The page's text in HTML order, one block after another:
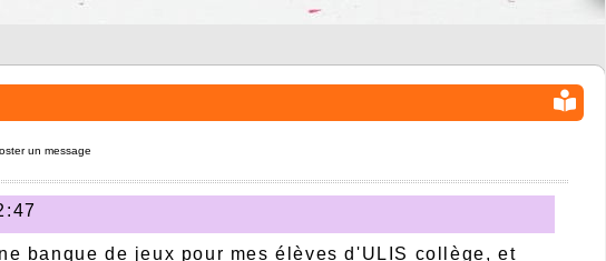
un message
banque de jeux pour mes élèves d'ULIS collège, et